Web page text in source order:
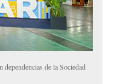
de la Sociedad